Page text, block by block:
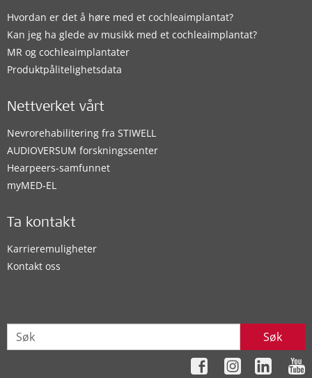
Hvordan er det å høre med et cochleaimplantat?
Kan jeg ha glede av musikk med et cochleaimplantat?
MR og cochleaimplantater
Produktpålitelighetsdata
Nettverket vårt
Nevrorehabilitering fra STIWELL
AUDIOVERSUM forskningssenter
Hearpeers-samfunnet
myMED‑EL
Ta kontakt
Karrieremuligheter
Kontakt oss
Søk